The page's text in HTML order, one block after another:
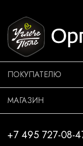
ПОКУПАТЕЛЮ
МАГАЗИН
+7 495 727-08-